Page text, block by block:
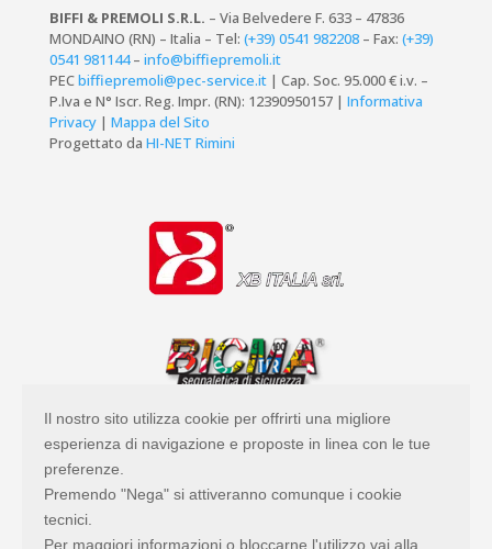
BIFFI & PREMOLI S.R.L. – Via Belvedere F. 633 – 47836
MONDAINO (RN) – Italia – Tel: (+39) 0541 982208– Fax: (+39)
0541 981144– info@biffiepremoli.it
PECbiffiepremoli@pec-service.it| Cap. Soc. 95.000 € i.v. –
P.Iva e N° Iscr. Reg. Impr. (RN): 12390950157 | Informativa
Privacy| Mappa del Sito
Progettato da HI-NET Rimini
Il nostro sito utilizza cookie per offrirti una migliore
esperienza di navigazione e proposte in linea con le tue
preferenze.
Premendo "Nega" si attiveranno comunque i cookie
tecnici.
Per maggiori informazioni o bloccarne l'utilizzo vai alla